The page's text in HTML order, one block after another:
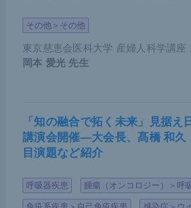
その他＞その他
東京慈恵会医科大学 産婦人科学講座
岡本 愛光 先生
「知の融合で拓く未来」見据え
講演会開催―大会長、髙橋 和久
目演題など紹介
呼吸器疾患 腫瘍（オンコロジー）＞呼